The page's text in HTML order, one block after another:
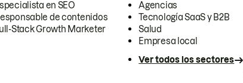
en SEO
de contenidos
Stack Growth Marketer
Agencias
Tecnología SaaS y B2B
Salud
Empresa local
Ver todos los sectores